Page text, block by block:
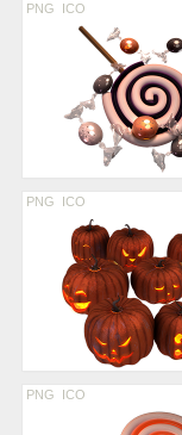
PNG ICO
PNG ICO
PNG ICO